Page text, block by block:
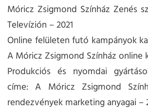
Móricz Zsigmond Színház Zenés
Televízión – 2021
Online felületen futó kampányok
A Móricz Zsigmond Színház online
Produkciós és nyomdai
címe: A Móricz Zsigmond
rendezvények marketing anyagai –